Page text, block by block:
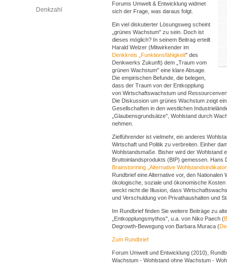
Denkzahl
Forums Umwelt & Entwicklung widmet
sich der Frage, was daraus folgt.
Ein viel diskutierter Lösungsweg scheint
„grünes Wachstum" zu sein. Doch ist
dieses möglich? In seinem Beitrag erteilt
Harald Welzer (Mitwirkender im
Denkkreis „Funktionsfähigkeit" des
Denkwerks Zukunft) dem „Traum vom
grünen Wachstum" eine klare Absage.
Die empirischen Befunde, die belegen,
dass der Traum von der Entkopplung
von Wirtschaftswachstum und
Die Diskussion um grünes Wachstum zeigt
Gesellschaften in den westlichen
„Glaubensgrundsätze", Wohlstand durch
nehmen.
Zielführender ist vielmehr, ein anderes
Wirtschaft und Politik zu verbreiten. Einher
Wohlstandsmaße. Bisher wird der Wohlstand
Bruttoinlandsprodukts (BIP) gemessen. Hans
Brainstorming „Alternative
Rundbrief eine Alternative vor, den Nationalen
ökologische, soziale und ökonomische
weckt nicht die Illusion, dass
und Verschuldung von Privathaushalten und
Im Rundbrief finden Sie weitere Beiträge zu
„Entkopplungsmythos", u.a. von Niko Paech (
Degrowth-Bewegung von Barbara Muraca (
Zum Rundbrief
Forum Umwelt und Entwicklung (2010),
Wachstum - Wohlstand ohne Wachstum -